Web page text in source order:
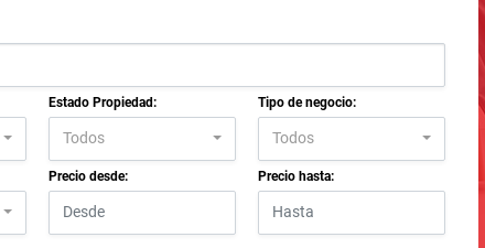
Estado Propiedad:
Todos
Tipo de negocio:
Todos
Precio desde: Precio hasta: